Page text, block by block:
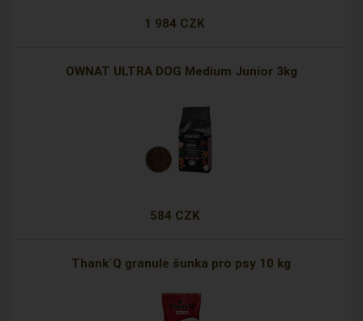
1 984 CZK
OWNAT ULTRA DOG Medium Junior 3kg
584 CZK
Thank´Q granule šunka pro psy 10 kg